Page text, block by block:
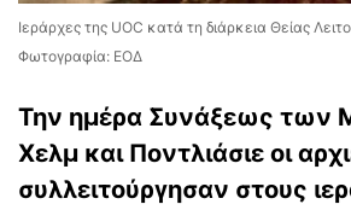
Ιεράρχες της UOC κατά τη διάρκεια Θείας
Φωτογραφία: ΕΟΔ
Την ημέρα Συνάξεως των
Χελμ και Ποντλιάσιε οι
συλλειτούργησαν στους